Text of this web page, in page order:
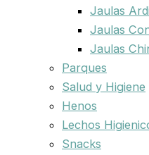
Jaulas
Jaulas
Jaulas
Parques
Salud y Higiene
Henos
Lechos
Snacks